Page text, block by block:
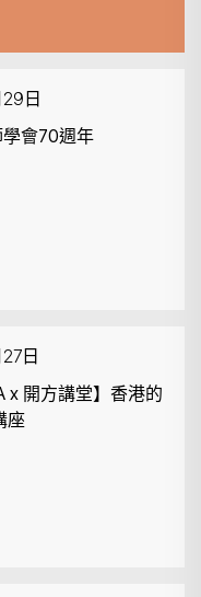
日
會70週年
日
x 開方講堂】香港的
座